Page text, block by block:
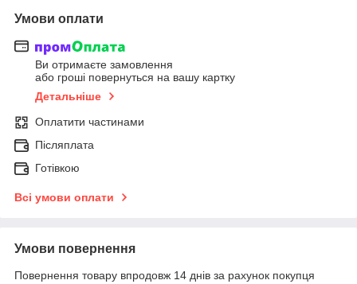
Умови оплати
Ви отримаєте замовлення
або гроші повернуться на вашу картку
Детальніше
Оплатити частинами
Післяплата
Готівкою
Всі умови оплати
Умови повернення
Повернення товару впродовж 14 днів за рахунок покупця